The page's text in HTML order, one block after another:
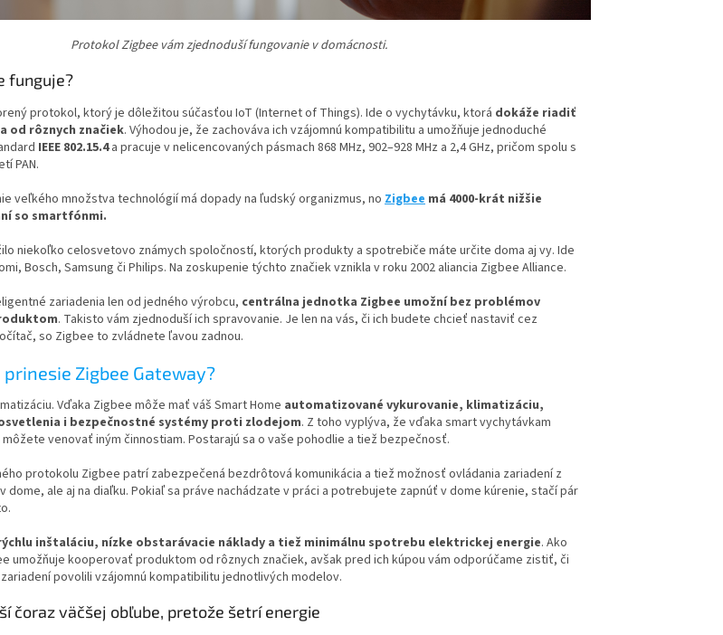
Protokol Zigbee vám zjednoduší fungovanie v domácnosti.
funguje?
protokol, ktorý je dôležitou súčasťou IoT (Internet of Things). Ide o vychytávku, ktorá dokáže riadiť
od rôznych značiek. Výhodou je, že zachováva ich vzájomnú kompatibilitu a umožňuje jednoduché
IEEE 802.15.4a pracuje v nelicencovaných pásmach 868 MHz, 902–928 MHz a 2,4 GHz, pričom spolu s
PAN.
veľkého množstva technológií má dopady na ľudský organizmus, no Zigbee má 4000-krát nižšie
so smartfónmi.
niekoľko celosvetovo známych spoločností, ktorých produkty a spotrebiče máte určite doma aj vy. Ide
Bosch, Samsung či Philips. Na zoskupenie týchto značiek vznikla v roku 2002 aliancia Zigbee Alliance.
zariadenia len od jedného výrobcu, centrálna jednotka Zigbee umožní bez problémov
. Takisto vám zjednoduší ich spravovanie. Je len na vás, či ich budete chcieť nastaviť cez
so Zigbee to zvládnete ľavou zadnou.
Zigbee Gateway?
Vďaka Zigbee môže mať váš Smart Home automatizované vykurovanie, klimatizáciu,
i bezpečnostné systémy proti zlodejom. Z toho vyplýva, že vďaka smart vychytávkam
venovať iným činnostiam. Postarajú sa o vaše pohodlie a tiež bezpečnosť.
protokolu Zigbee patrí zabezpečená bezdrôtová komunikácia a tiež možnosť ovládania zariadení z
ale aj na diaľku. Pokiaľ sa práve nachádzate v práci a potrebujete zapnúť v dome kúrenie, stačí pár
inštaláciu, nízke obstarávacie náklady a tiež minimálnu spotrebu elektrickej energie. Ako
umožňuje kooperovať produktom od rôznych značiek, avšak pred ich kúpou vám odporúčame zistiť, či
povolili vzájomnú kompatibilitu jednotlivých modelov.
čoraz väčšej obľube, pretože šetrí energie